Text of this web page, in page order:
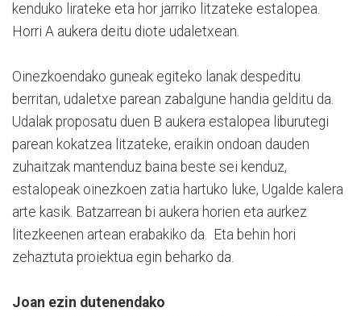
kenduko lirateke eta hor jarriko litzateke estalopea.
Horri A aukera deitu diote udaletxean.
Oinezkoendako guneak egiteko lanak despeditu
berritan, udaletxe parean zabalgune handia gelditu da.
Udalak proposatu duen B aukera estalopea liburutegi
parean kokatzea litzateke, eraikin ondoan dauden
zuhaitzak mantenduz baina beste sei kenduz,
estalopeak oinezkoen zatia hartuko luke, Ugalde kalera
arte kasik. Batzarrean bi aukera horien eta aurkez
litezkeenen artean erabakiko da. Eta behin hori
zehaztuta proiektua egin beharko da.
Joan ezin dutenendako